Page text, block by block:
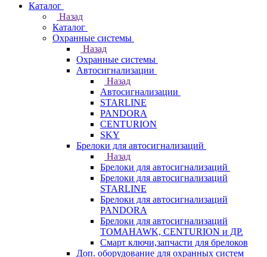
Каталог
Назад
Каталог
Охранные системы
Назад
Охранные системы
Автосигнализации
Назад
Автосигнализации
STARLINE
PANDORA
CENTURION
SKY
Брелоки для автосигнализаций
Назад
Брелоки для автосигнализаций
Брелоки для автосигнализаций
STARLINE
Брелоки для автосигнализаций
PANDORA
Брелоки для автосигнализаций
TOMAHAWK, CENTURION и ДР.
Смарт ключи,запчасти для брелоков
Доп. оборудование для охранных систем